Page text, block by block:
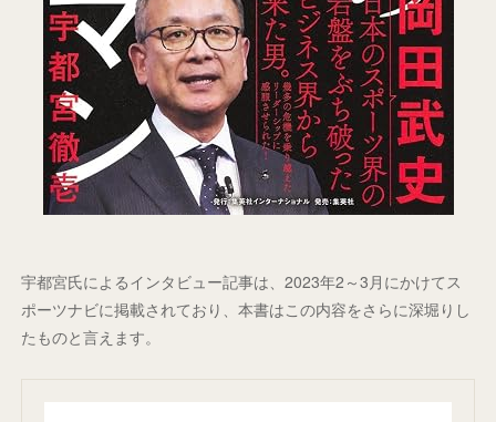
宇都宮氏によるインタビュー記事は、2023年2～3月にかけてス
ポーツナビに掲載されており、本書はこの内容をさらに深堀りし
たものと言えます。